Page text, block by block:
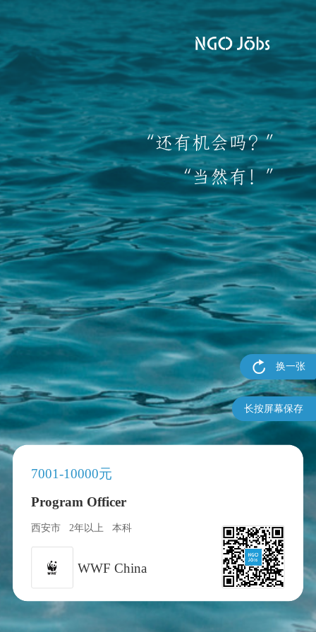
7001-10000元
Program Officer
西安市 2年以上 本科
WWF China
换一张
长按屏幕保存